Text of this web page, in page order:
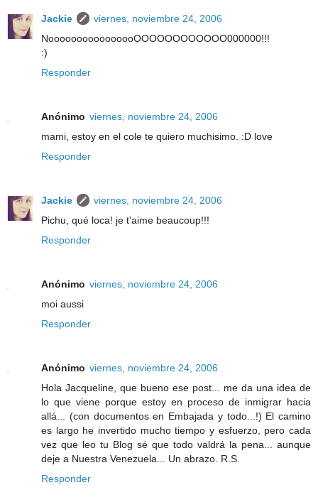
Jackie
viernes, noviembre 24, 2006
NoooooooooooooooOOOOOOOOOOOO000000!!!
:)
Responder
Anónimo viernes, noviembre 24, 2006
mami, estoy en el cole te quiero muchisimo. :D love
Responder
Jackie
viernes, noviembre 24, 2006
Pichu, qué loca! je t'aime beaucoup!!!
Responder
Anónimo viernes, noviembre 24, 2006
moi aussi
Responder
Anónimo viernes, noviembre 24, 2006
Hola Jacqueline, que bueno ese post... me da una idea de
lo que viene porque estoy en proceso de inmigrar hacia
allá... (con documentos en Embajada y todo...!) El camino
es largo he invertido mucho tiempo y esfuerzo, pero cada
vez que leo tu Blog sé que todo valdrá la pena... aunque
deje a Nuestra Venezuela... Un abrazo. R.S.
Responder